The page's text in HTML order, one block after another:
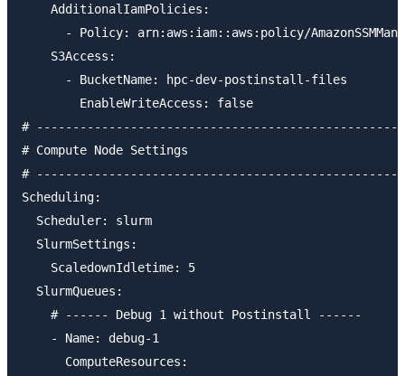
    AdditionalIamPolicies:
- Policy: arn:aws:iam::aws:policy/
    S3Access:
      - BucketName: hpc-dev-postinstall-files
        EnableWriteAccess: false
#
# Compute Node Settings
#
Scheduling:
  Scheduler: slurm
  SlurmSettings:
    ScaledownIdletime: 5
  SlurmQueues:
    # ------ Debug 1 without Postinstall ------
    - Name: debug-1
      ComputeResources: